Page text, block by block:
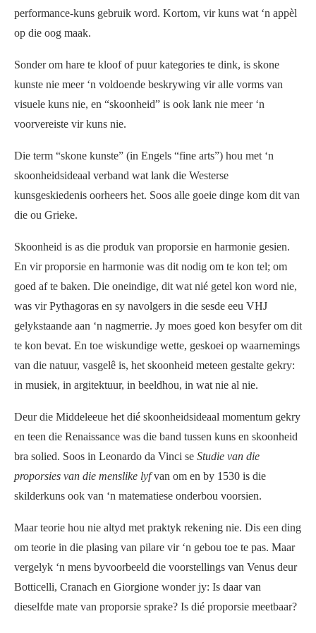
performance-kuns gebruik word. Kortom, vir kuns wat ‘n appèl
op die oog maak.
Sonder om hare te kloof of puur kategories te dink, is skone
kunste nie meer ‘n voldoende beskrywing vir alle vorms van
visuele kuns nie, en “skoonheid” is ook lank nie meer ‘n
voorvereiste vir kuns nie.
Die term “skone kunste” (in Engels “fine arts”) hou met ‘n
skoonheidsideaal verband wat lank die Westerse
kunsgeskiedenis oorheers het. Soos alle goeie dinge kom dit van
die ou Grieke.
Skoonheid is as die produk van proporsie en harmonie gesien.
En vir proporsie en harmonie was dit nodig om te kon tel; om
goed af te baken. Die oneindige, dit wat nié getel kon word nie,
was vir Pythagoras en sy navolgers in die sesde eeu VHJ
gelykstaande aan ‘n nagmerrie. Jy moes goed kon besyfer om dit
te kon bevat. En toe wiskundige wette, geskoei op waarnemings
van die natuur, vasgelê is, het skoonheid meteen gestalte gekry:
in musiek, in argitektuur, in beeldhou, in wat nie al nie.
Deur die Middeleeue het dié skoonheidsideaal momentum gekry
en teen die Renaissance was die band tussen kuns en skoonheid
bra solied. Soos in Leonardo da Vinci se Studie van die
proporsies van die menslike lyfvan om en by 1530 is die
skilderkuns ook van ‘n matematiese onderbou voorsien.
Maar teorie hou nie altyd met praktyk rekening nie. Dis een ding
om teorie in die plasing van pilare vir ‘n gebou toe te pas. Maar
vergelyk ‘n mens byvoorbeeld die voorstellings van Venus deur
Botticelli, Cranach en Giorgione wonder jy: Is daar van
dieselfde mate van proporsie sprake? Is dié proporsie meetbaar?